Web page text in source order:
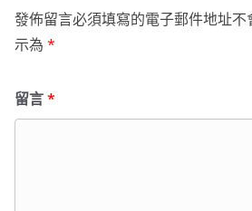
發佈留言必須填寫的電子郵件地址不
示為 *
留言*